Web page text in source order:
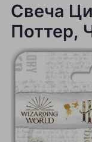
Свеча
Поттер,